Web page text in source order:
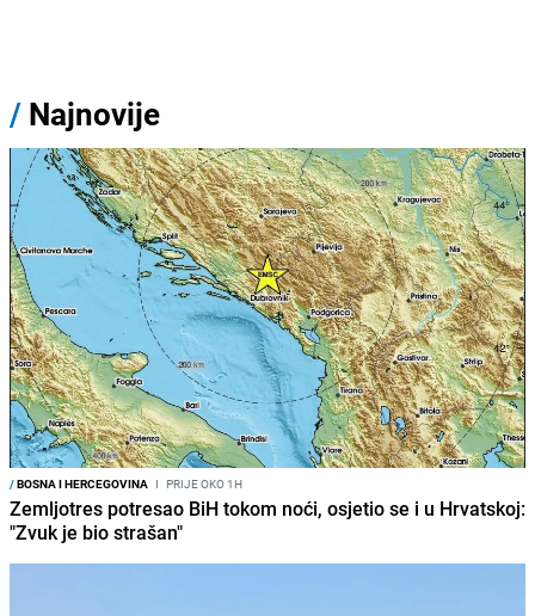
/ Najnovije
/BOSNA I HERCEGOVINA I PRIJE OKO 1H
Zemljotres potresao BiH tokom noći, osjetio se i u Hrvatskoj:
"Zvuk je bio strašan"